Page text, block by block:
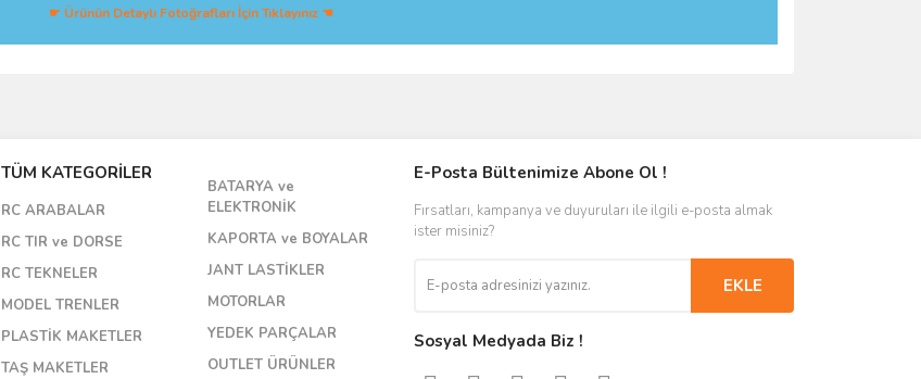
☛ Ürünün Detaylı Fotoğrafları İçin Tıklayınız ☚
Yorum Yaz
TÜM KATEGORİLER
RC ARABALAR
RC TIR ve DORSE
RC TEKNELER
MODEL TRENLER
PLASTİK MAKETLER
TAŞ MAKETLER
BATARYA ve
ELEKTRONİK
KAPORTA ve BOYALAR
JANT LASTİKLER
MOTORLAR
YEDEK PARÇALAR
OUTLET ÜRÜNLER
E-Posta Bültenimize Abone Ol !
Fırsatları, kampanya ve duyuruları ile ilgili e-posta almak
ister misiniz?
EKLE
Sosyal Medyada Biz !